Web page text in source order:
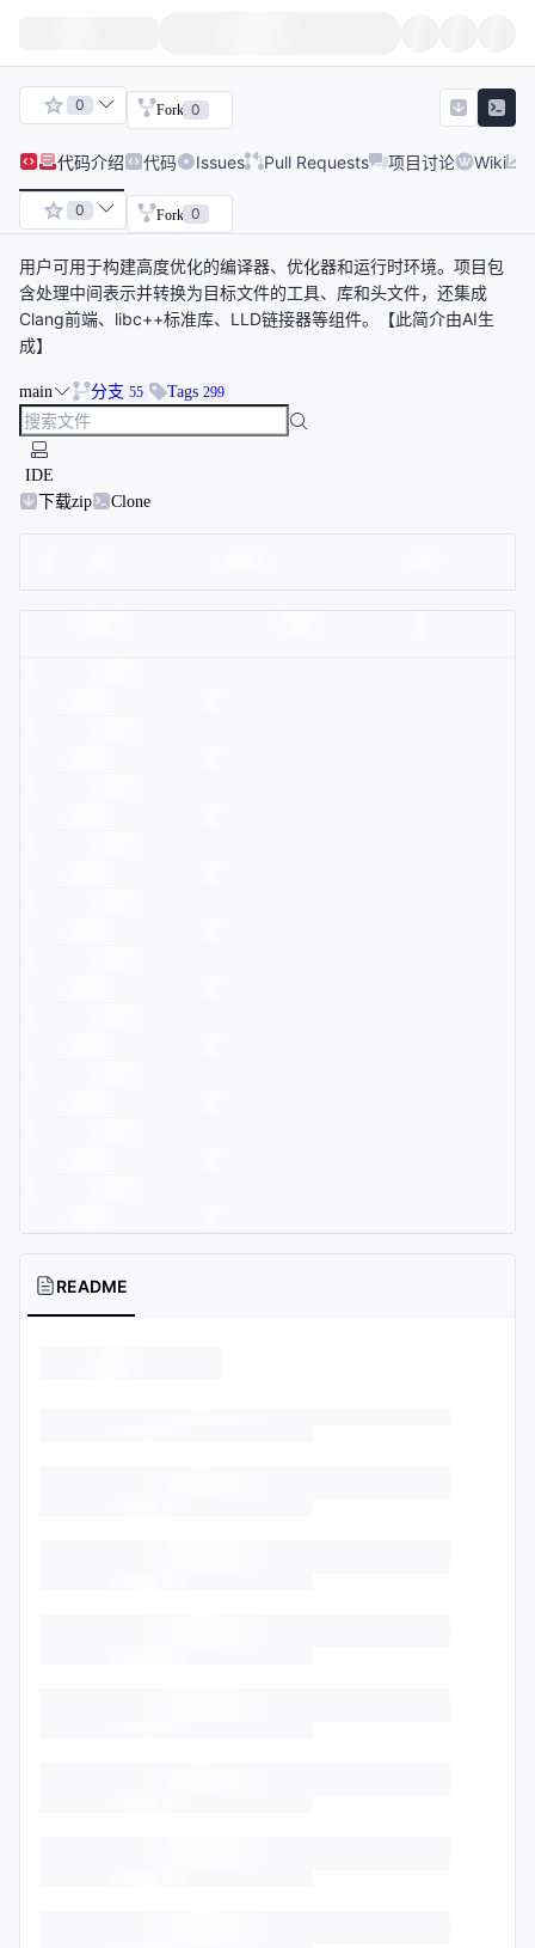
0 Fork 0
代码介绍 代码 Issues Pull Requests 项目讨论 Wiki
0 Fork 0
用户可用于构建高度优化的编译器、优化器和运行时环境。项目包
含处理中间表示并转换为目标文件的工具、库和头文件，还集成
Clang前端、libc++标准库、LLD链接器等组件。【此简介由AI生
成】
main 分支 55 Tags 299
IDE
下载zip
Clone
README